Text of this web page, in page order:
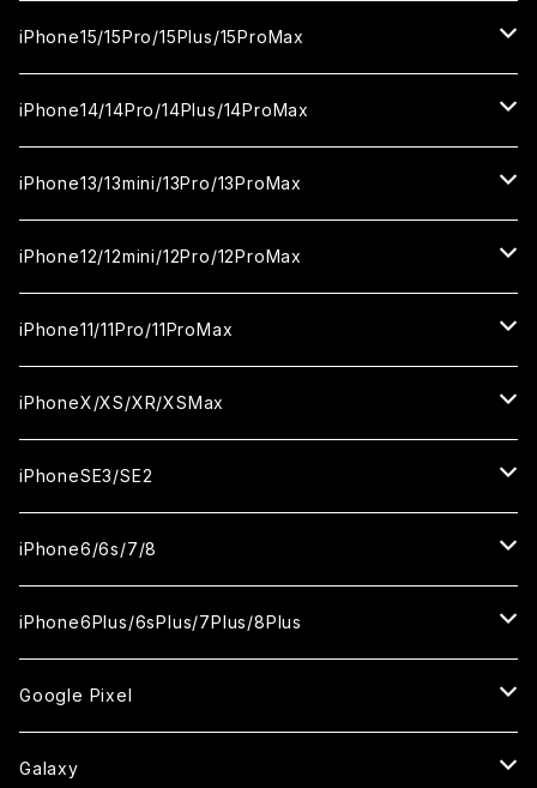
セラミックフィルム
ガラスフィルム
セラミックフィルム
カメラ用フィルム
セラミックフィルム
カメラ用フィルム
iPhone16
ガラスフィルム
セラミックフィルム
iPhone16Pro
ガラスフィルム
セラミックフィルム
iPhone16Plus
ガラスフィルム
セラミックフィルム
iPhone16ProMax
ガラスフィルム
セラミックフィルム
iPhone15/15Pro/15Plus/15ProMax
iPhone15
ガラスフィルム
セラミックフィルム
iPhone15Pro
ガラスフィルム
セラミックフィルム
iPhone15Plus
ガラスフィルム
セラミックフィルム
iPhone15ProMax
ガラスフィルム
セラミックフィルム
iPhone14/14Pro/14Plus/14ProMax
iPhone14
ガラスフィルム
セラミックフィルム
iPhone14Pro
ガラスフィルム
セラミックフィルム
iPhone14Plus
ガラスフィルム
セラミックフィルム
iPhone14ProMax
ガラスフィルム
セラミックフィルム
iPhone13/13mini/13Pro/13ProMax
iPhone13/13Pro
ガラスフィルム
セラミックフィルム
iPhone13mini
ガラスフィルム
セラミックフィルム
iPhone13ProMax
ガラスフィルム
セラミックフィルム
iPhone12/12mini/12Pro/12ProMax
iPhone12/12Pro
ガラスフィルム
セラミックフィルム
iPhone12mini
ガラスフィルム
セラミックフィルム
iPhone12ProMax
ガラスフィルム
セラミックフィルム
iPhone11/11Pro/11ProMax
iPhone11
ガラスフィルム
セラミックフィルム
iPhone11Pro
ガラスフィルム
セラミックフィルム
iPhone11Pro Max
ガラスフィルム
セラミックフィルム
iPhoneX/XS/XR/XSMax
iPhoneX
ガラスフィルム
セラミックフィルム
iPhoneXS
ガラスフィルム
セラミックフィルム
iPhoneXR
ガラスフィルム
セラミックフィルム
iPhoneXSMax
ガラスフィルム
iPhoneSE3/SE2
iPhoneSE3
ガラスフィルム
ケース
iPhoneSE2
ガラスフィルム
ケース
iPhone6/6s/7/8
iPhone8
ガラスフィルム
セラミックフィルム
iPhone7
ガラスフィルム
iPhone6s
iPhone6Plus/6sPlus/7Plus/8Plus
iPhone6Plus
ガラスフィルム
iPhone6sPlus
Google Pixel
ガラスフィルム
Galaxy